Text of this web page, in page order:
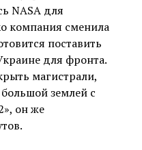
NASA для
компания сменила
поставить
для фронта.
магистрали,
землей с
он же